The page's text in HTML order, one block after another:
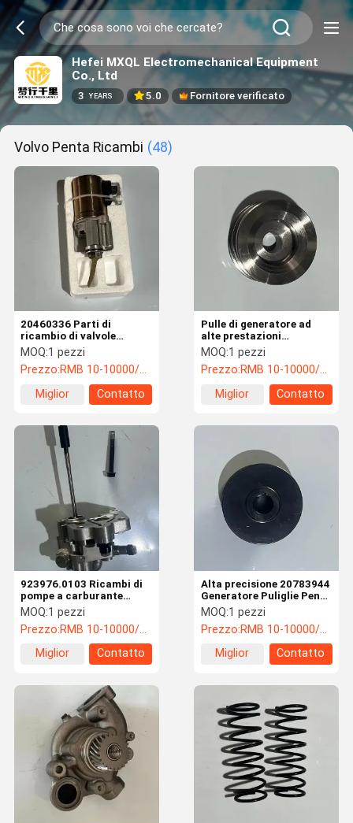
Hefei MXQL Electromechanical Equipment
Co., Ltd
3 YEARS 5.0 Fornitore verificato
Volvo Penta Ricambi (48)
20460336 Parti di
ricambio di valvole
solenoidi resistenti alla
pressione di fiamma
MOQ:1 pezzi
Prezzo:RMB 10-10000/PC
Miglior
Contatto
Pulle di generatore ad
alte prestazioni
20783944 con
funzionamento regolare
MOQ:1 pezzi
Prezzo:RMB 10-10000/PC
Miglior
Contatto
923976.0103 Ricambi di
pompe a carburante
Penta con design
ecologico
MOQ:1 pezzi
Prezzo:RMB 10-10000/PC
Miglior
Contatto
Alta precisione 20783944
Generatore Puliglie Penta
Ricambi Facile
installazione
MOQ:1 pezzi
Prezzo:RMB 10-10000/PC
Miglior
Contatto